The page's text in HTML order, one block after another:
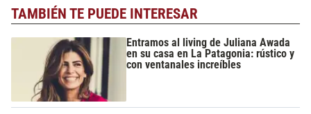
TAMBIÉN TE PUEDE INTERESAR
Entramos al living de Juliana Awada
en su casa en La Patagonia: rústico y
con ventanales increíbles